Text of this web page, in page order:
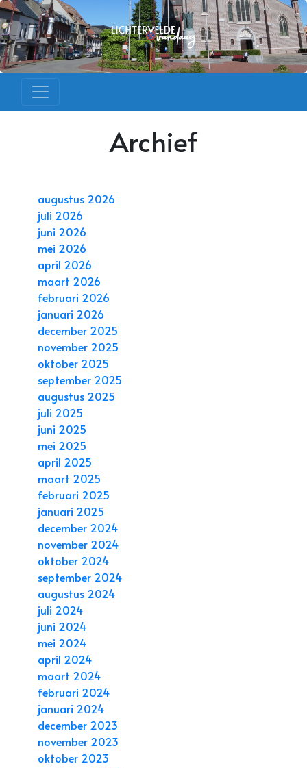
Archief
augustus 2026
juli 2026
juni 2026
mei 2026
april 2026
maart 2026
februari 2026
januari 2026
december 2025
november 2025
oktober 2025
september 2025
augustus 2025
juli 2025
juni 2025
mei 2025
april 2025
maart 2025
februari 2025
januari 2025
december 2024
november 2024
oktober 2024
september 2024
augustus 2024
juli 2024
juni 2024
mei 2024
april 2024
maart 2024
februari 2024
januari 2024
december 2023
november 2023
oktober 2023